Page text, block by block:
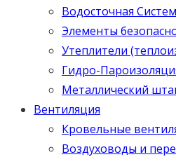
Водосточная
Элементы
Утеплители
Гидро-
Металлический
Вентиляция
Кровельные
Воздуховоды и